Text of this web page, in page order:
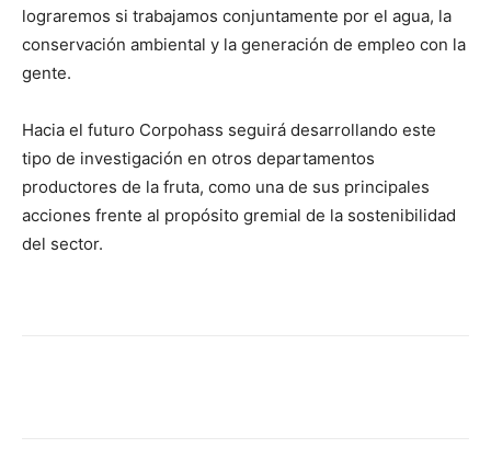
lograremos si trabajamos conjuntamente por el agua, la
conservación ambiental y la generación de empleo con la
gente.
Hacia el futuro Corpohass seguirá desarrollando este
tipo de investigación en otros departamentos
productores de la fruta, como una de sus principales
acciones frente al propósito gremial de la sostenibilidad
del sector.